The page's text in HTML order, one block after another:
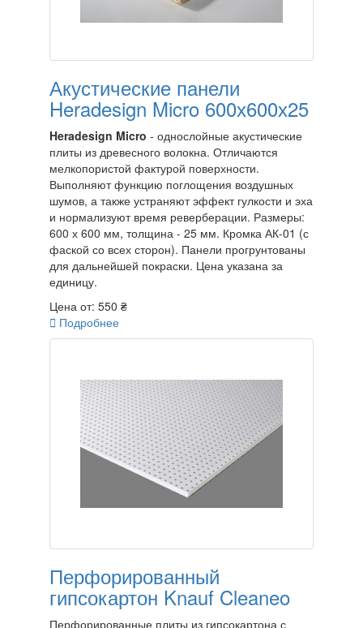
Акустические панели
Heradesign Micro 600х600х25
Heradesign Micro - однослойные акустические
плиты из древесного волокна. Отличаются
мелкопористой фактурой поверхности.
Выполняют функцию поглощения воздушных
шумов, а также устраняют эффект гулкости и эха
и нормализуют время реверберации. Размеры:
600 х 600 мм, толщина - 25 мм. Кромка АК-01 (с
фаской со всех сторон). Панели прогрунтованы
для дальнейшей покраски. Цена указана за
единицу.
Цена от: 550 ₴
 Подробнее
Перфорированный
гипсокартон Knauf Cleaneo
Перфорированные плиты из гипсокартона с